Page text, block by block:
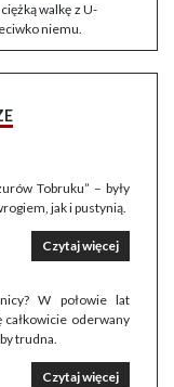
walkę z U-
niemu.
Tobruku” – były
jak i pustynią.
Czytaj więcej
W połowie lat
oderwany
trudna.
Czytaj więcej